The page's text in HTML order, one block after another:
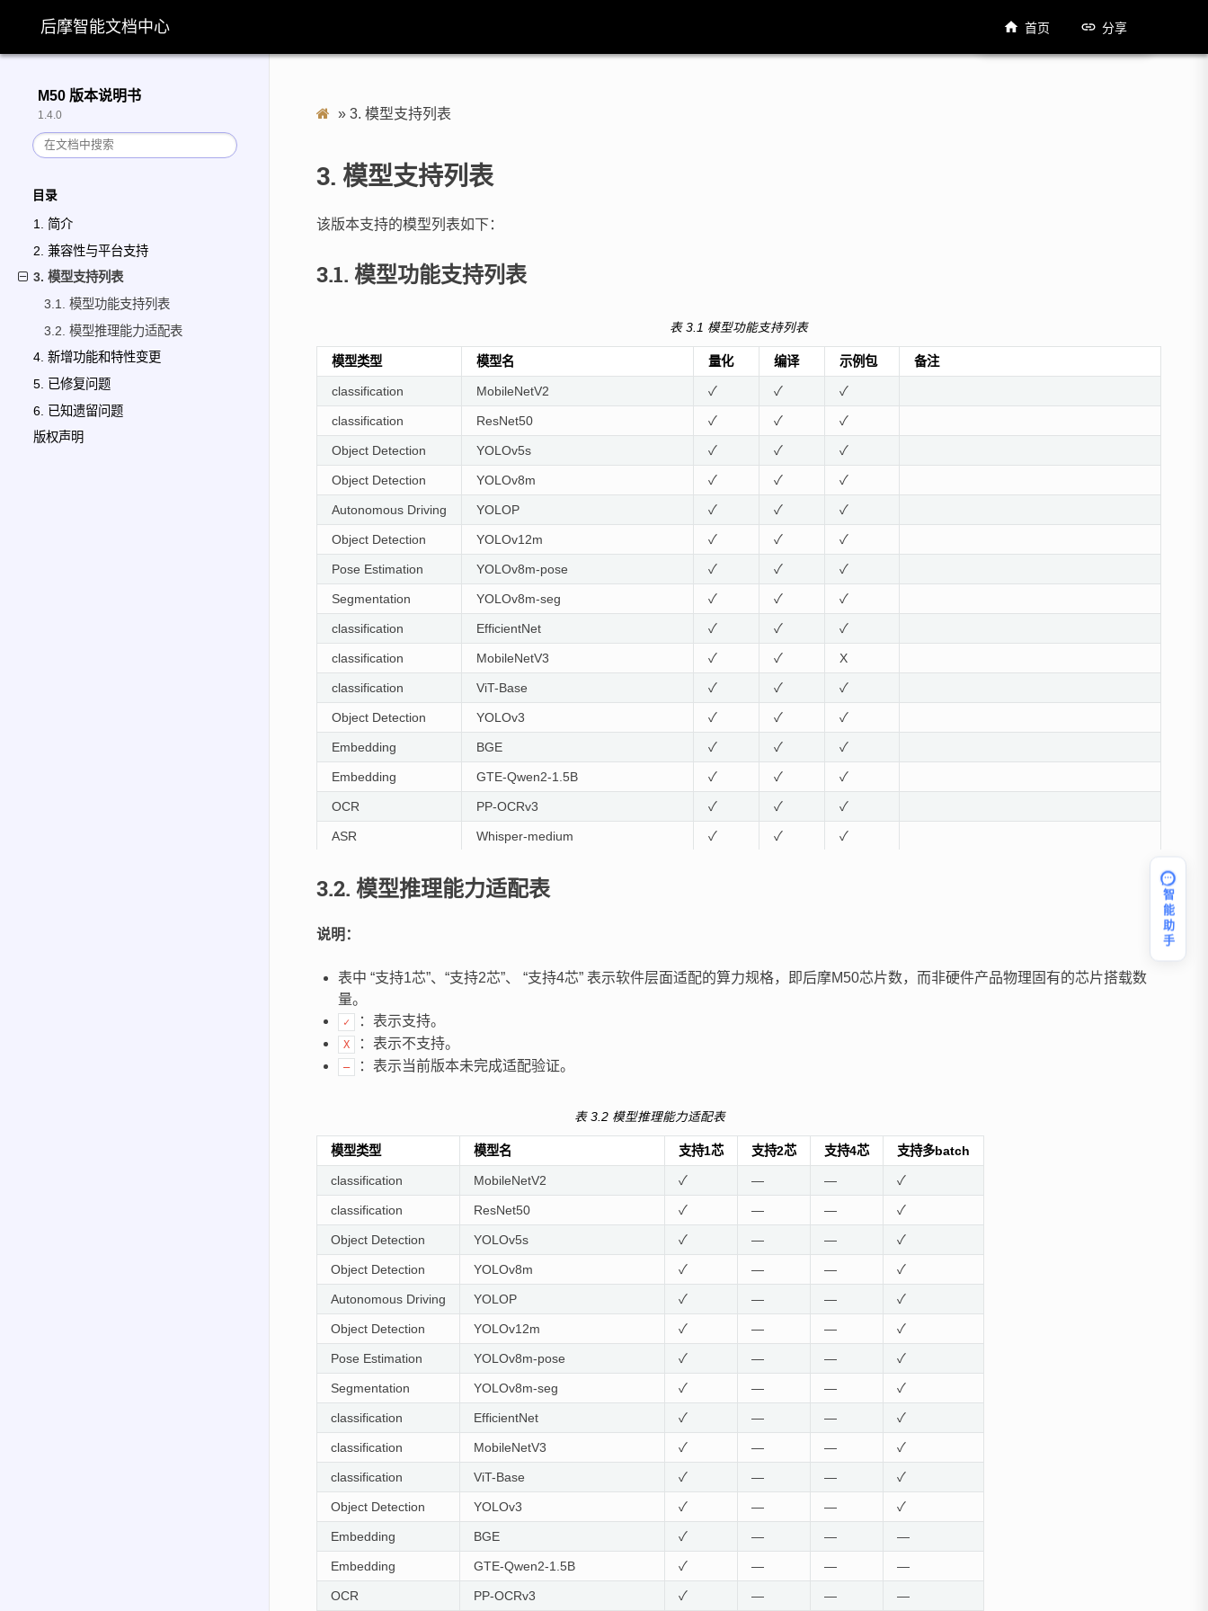
M50 版本说明书
1.4.0
目录
1. 简介
2. 兼容性与平台支持
3. 模型支持列表
3.1. 模型功能支持列表
3.2. 模型推理能力适配表
4. 新增功能和特性变更
5. 已修复问题
6. 已知遗留问题
版权声明
» 3. 模型支持列表
3. 模型支持列表
该版本支持的模型列表如下：
3.1. 模型功能支持列表
表 3.1 模型功能支持列表
模型类型 模型名 量化 编译 示例包 备注
classification MobileNetV2 ✓ ✓ ✓
classification ResNet50 ✓ ✓ ✓
Object Detection YOLOv5s ✓ ✓ ✓
Object Detection YOLOv8m ✓ ✓ ✓
Autonomous Driving YOLOP ✓ ✓ ✓
Object Detection YOLOv12m ✓ ✓ ✓
Pose Estimation YOLOv8m-pose ✓ ✓ ✓
Segmentation YOLOv8m-seg ✓ ✓ ✓
classification EfficientNet ✓ ✓ ✓
classification MobileNetV3 ✓ ✓ X
classification ViT-Base ✓ ✓ ✓
Object Detection YOLOv3 ✓ ✓ ✓
Embedding BGE ✓ ✓ ✓
Embedding GTE-Qwen2-1.5B ✓ ✓ ✓
OCR PP-OCRv3 ✓ ✓ ✓
ASR Whisper-medium ✓ ✓ ✓
Object Detection YOLOv11m
Object Detection
Object Detection YOLOv7 ✓ ✓ ✓
Object Detection
Object Detection
LLM GPT-OSS-20B-A3B
ASR Whisper-large-v3-turbo-0.8B ✓ ✓ ✓
ASR sensevoicesmall ✓ ✓ ✓
reranker Qwen3-reranker-0.6B/4B/8B ✓ ✓ ✓
OCR
VLA Pi0.5 ✓ ✓ X
ASR Qwen3-ASR ✓ ✓ ✓
CPM-9g-8B
LLM Qwen3.5-9B/4B/2B ✓ ✓ ✓ 9b支持MTP演示，MTP暂不支持用户量化
OCR GLM-OCR ✓ ✓ ✓
VLM Grounding-DINO ✓ ✓ X
Object Detection YOLOv26m ✓ ✓ ✓
3.2. 模型推理能力适配表
说明：
表中 “支持1芯”、“支持2芯”、 “支持4芯” 表示软件层面适配的算力规格，即后摩M50芯片数，而非硬件产品物理固有的芯片搭载数
量。
✓ ：表示支持。
X ：表示不支持。
— ：表示当前版本未完成适配验证。
表 3.2 模型推理能力适配表
模型类型 模型名 支持1芯 支持2芯 支持4芯 支持多batch
classification MobileNetV2 ✓ — — ✓
classification ResNet50 ✓ — — ✓
Object Detection YOLOv5s ✓ — — ✓
Object Detection YOLOv8m ✓ — — ✓
Autonomous Driving YOLOP ✓ — — ✓
Object Detection YOLOv12m ✓ — — ✓
Pose Estimation YOLOv8m-pose ✓ — — ✓
Segmentation YOLOv8m-seg ✓ — — ✓
classification EfficientNet ✓ — — ✓
classification MobileNetV3 ✓ — — ✓
classification ViT-Base ✓ — — ✓
Object Detection YOLOv3 ✓ — — ✓
Embedding BGE ✓ — — —
Embedding GTE-Qwen2-1.5B ✓ — — —
OCR PP-OCRv3 ✓ — — —
首页 分享
智能助手